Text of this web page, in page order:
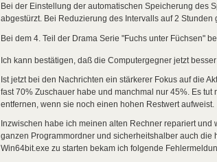
Bei der Einstellung der automatischen Speicherung des
abgestürzt. Bei Reduzierung des Intervalls auf 2 Stunden
Bei dem 4. Teil der Drama Serie "Fuchs unter Füchsen"
Ich kann bestätigen, daß die Computergegner jetzt
Ist jetzt bei den Nachrichten ein stärkerer Fokus auf die
fast 70% Zuschauer habe und manchmal nur 45%. Es
entfernen, wenn sie noch einen hohen Restwert aufweist.
Inzwischen habe ich meinen alten Rechner repariert
ganzen Programmordner und sicherheitshalber auch die
Win64bit.exe zu starten bekam ich folgende